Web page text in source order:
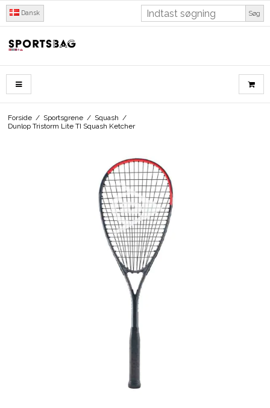
Dansk Søg
Forside / Sportsgrene / Squash /
Dunlop Tristorm Lite TI Squash Ketcher